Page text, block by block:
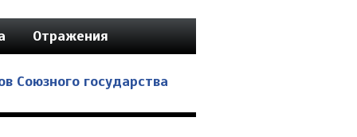
Отражения
Союзного государства